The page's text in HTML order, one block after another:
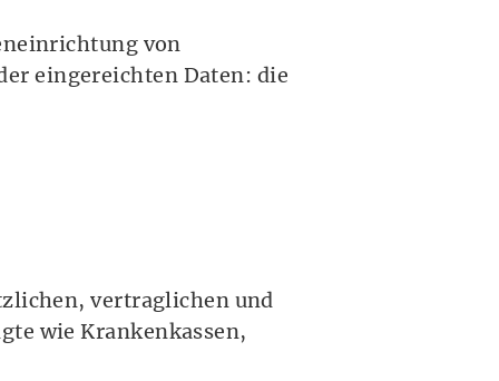
von
eingereichten Daten: die
vertraglichen und
wie Krankenkassen,